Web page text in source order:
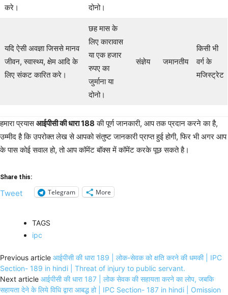
करे।
दोनो।
यदि ऐसी अवज्ञा जिससे मानव
जीवन, स्वास्थ्य, क्षेम आदि के
लिए संकट कारित करे।
छह मास के
लिए कारावास
या एक हजार
रुपए का
जुर्माना या
दोनो।
संज्ञेय जमानतीय
किसी भी
वर्ग के
मजिस्ट्रेट
हमारा प्रयासआईपीसी की धारा 188 की पूर्ण जानकारी, आप तक प्रदान करने का है,
उम्मीद है कि उपरोक्त लेख से आपको संतुष्ट जानकारी प्राप्त हुई होगी, फिर भी अगर आप
के पास कोई सवाल हो, तो आप कॉमेंट बॉक्स में कॉमेंट करके पूछ सकते है।
Share this:
Tweet Telegram More
TAGS
ipc
Previous article आईपीसी की धारा 189 | लोक-सेवक को क्षति करने की धमकी | IPC
Section- 189 in hindi | Threat of injury to public servant.
Next article आईपीसी की धारा 187 | लोक सेवक की सहायता करने का लोप, जबकि
सहायता देने के लिये विधि द्वारा आबद्ध हो | IPC Section- 187 in hindi | Omission